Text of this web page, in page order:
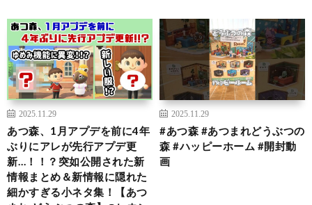
2025.11.29
あつ森、1月アプデを前に4年
ぶりにアレが先行アプデ更
新…！！？突如公開された新
情報まとめ＆新情報に隠れた
細かすぎる小ネタ集！【あつ
2025.11.29
#あつ森 #あつまれどうぶつの
森 #ハッピーホーム #開封動
画